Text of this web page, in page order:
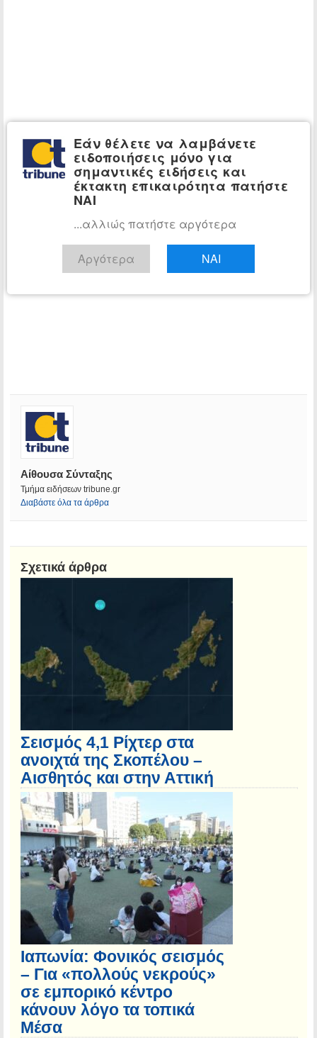
Αίθουσα Σύνταξης
Τμήμα ειδήσεων tribune.gr
Διαβάστε όλα τα άρθρα
Σχετικά άρθρα
Σεισμός 4,1 Ρίχτερ στα
ανοιχτά της Σκοπέλου –
Αισθητός και στην Αττική
Ιαπωνία: Φονικός σεισμός
– Για «πολλούς νεκρούς»
σε εμπορικό κέντρο
κάνουν λόγο τα τοπικά
Μέσα
Εάν θέλετε να λαμβάνετε
ειδοποιήσεις μόνο για
σημαντικές ειδήσεις και
έκτακτη επικαιρότητα πατήστε
ΝΑΙ
...αλλιώς πατήστε αργότερα
Αργότερα ΝΑΙ